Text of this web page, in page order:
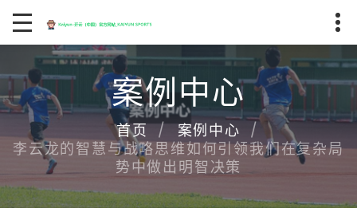
案例中心
首页
案例中心
李云龙的智慧与战略思维如何引领我们在复杂局
势中做出明智决策